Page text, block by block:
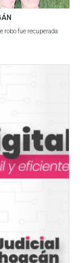
robo fue recuperada